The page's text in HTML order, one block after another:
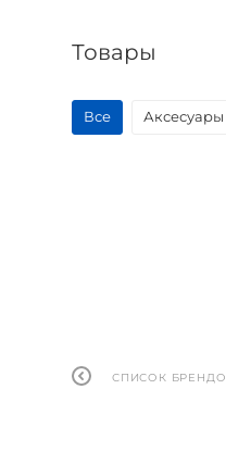
Товары
Все
СПИСОК